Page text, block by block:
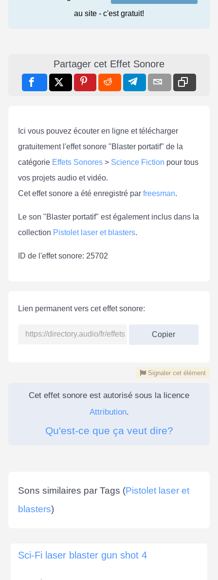
au site - c'est gratuit!
Partager cet Effet Sonore
Ici vous pouvez écouter en ligne et télécharger
gratuitement l'effet sonore "Blaster portatif" de la
catégorie Effets Sonores > Science Fiction pour tous
vos projets audio et vidéo.
Cet effet sonore a été enregistré par freesman.
Le son "Blaster portatif" est également inclus dans la
collection Pistolet laser et blasters.
ID de l'effet sonore: 25702
Lien permanent vers cet effet sonore:
Copier
Signaler cet élément
Cet effet sonore est autorisé sous la licence
Attribution.
Qu'est-ce que ça veut dire?
Sons similaires par Tags (Pistolet laser et
blasters)
Sci-Fi laser blaster gun shot 4